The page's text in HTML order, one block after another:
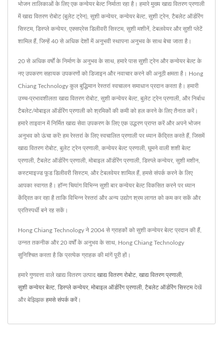
भोजन तालिकाओं के लिए एक कन्वेयर बेल्ट निर्माता रहा है। हमारे मुख्य खाद्य वितरण प्रणाली
में खाद्य वितरण रोबोट (बुलेट ट्रेन), सुशी कन्वेयर, कन्वेयर बेल्ट, सुशी ट्रेन, टैबलेट ऑर्डरिंग
सिस्टम, डिस्प्ले कन्वेयर, एक्सप्रेस डिलीवरी सिस्टम, सुशी मशीनें, टेबलवेयर और सुशी प्लेटें
शामिल हैं, जिन्हें 40 से अधिक देशों में अनुभवी स्थापना अनुभव के साथ बेचा जाता है।
20 से अधिक वर्षों के निर्माण के अनुभव के साथ, हमारे पास सुशी ट्रेन और कन्वेयर बेल्ट के
नए उपकरण सहायक उपकरणों को डिजाइन और नवाचार करने की अनूठी क्षमता है। Hong
Chiang Technology कुल बुद्धिमान रेस्तरां स्वचालन समाधान प्रदान करता है। हमारी
उच्च-प्रभावशीलता खाद्य वितरण रोबोट, सुशी कन्वेयर बेल्ट, बुलेट ट्रेन प्रणाली, और निर्बाध
टैबलेट/मोबाइल ऑर्डरिंग प्रणाली को श्रमिकों की कमी को हल करने के लिए तैनात करें।
हमारे ताइवान में निर्मित खाद्य सेवा उपकरण के लिए एक उद्धरण प्राप्त करें और अपने भोजन
अनुभव को ऊंचा करें! हम रेस्तरां के लिए स्वचालित प्रणाली पर ध्यान केंद्रित करते हैं, जिसमें
खाद्य वितरण रोबोट, बुलेट ट्रेन प्रणाली, कन्वेयर बेल्ट प्रणाली, घूमने वाली शशी बेल्ट
प्रणाली, टैबलेट ऑर्डरिंग प्रणाली, मोबाइल ऑर्डरिंग प्रणाली, डिस्प्ले कन्वेयर, सुशी मशीन,
कस्टमाइज्ड फूड डिलीवरी सिस्टम, और टेबलवेयर शामिल हैं, हमसे संपर्क करने के लिए
आपका स्वागत है। हॉन्ग चियांग विभिन्न सुशी बार कन्वेयर बेल्ट विकसित करने पर ध्यान
केंद्रित कर रहा है ताकि विभिन्न रेस्तरां और अन्य उद्योग श्रम लागत को कम कर सकें और
प्रतिस्पर्धी बने रह सकें।
Hong Chiang Technology ने 2004 से ग्राहकों को सुशी कन्वेयर बेल्ट प्रदान की हैं,
उन्नत तकनीक और 20 वर्षों के अनुभव के साथ, Hong Chiang Technology
सुनिश्चित करता है कि प्रत्येक ग्राहक की मांगें पूरी हों।
हमारे गुणवत्ता वाले खाद्य वितरण उत्पाद खाद्य वितरण रोबोट खाद्य वितरण प्रणाली
सुशी कन्वेयर बेल्ट डिस्प्ले कन्वेयर, मोबाइल ऑर्डरिंग प्रणाली टैबलेट ऑर्डरिंग सिस्टमदेखें
और बेझिझक हमसे संपर्क करें।